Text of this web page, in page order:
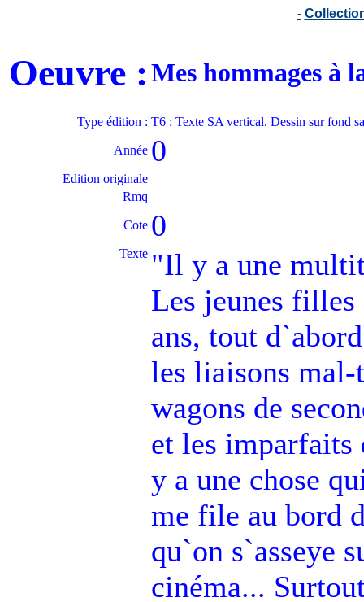
-
Oeuvre :Mes hommages à
Type édition : T6 : Texte SA vertical. Dessin sur fond
Année 0
Edition originale
Rmq
Cote 0
Texte "Il y a une
Les jeunes
ans, tout
les liaisons mal-
wagons de
et les
y a une chose
me file au bord
qu`on s`asseye
cinéma...